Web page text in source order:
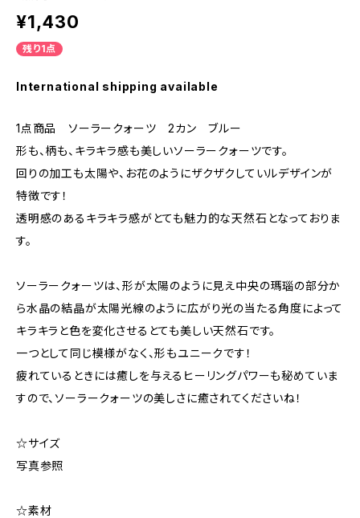
¥1,430
残り1点
International shipping available
1点商品 ソーラークォーツ 2カン ブルー
形も、柄も、キラキラ感も美しいソーラークォーツです。
回りの加工も太陽や、お花のようにザクザクしていルデザインが
特徴です！
透明感のあるキラキラ感がとても魅力的な天然石となっておりま
す。
ソーラークォーツは、形が太陽のように見え中央の瑪瑙の部分か
ら水晶の結晶が太陽光線のように広がり光の当たる角度によって
キラキラと色を変化させるとても美しい天然石です。
一つとして同じ模様がなく、形もユニークです！
疲れているときには癒しを与えるヒーリングパワーも秘めていま
すので、ソーラークォーツの美しさに癒されてくださいね！
☆サイズ
写真参照
☆素材